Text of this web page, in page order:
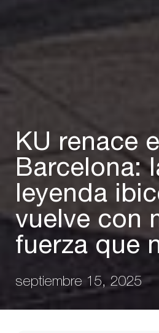
KU renace
Barcelona:
leyenda
vuelve con
fuerza que
septiembre 15, 2025